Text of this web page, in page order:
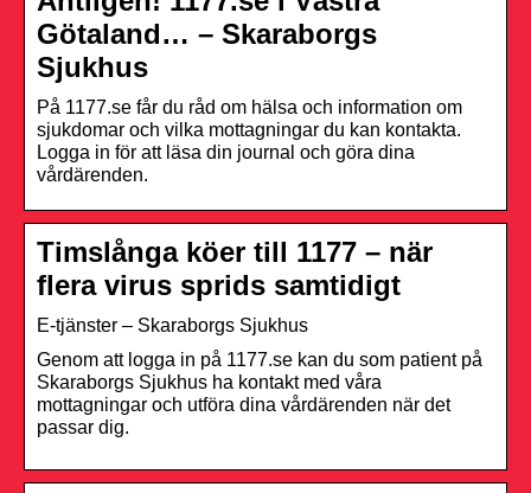
Götaland… – Skaraborgs
Sjukhus
På 1177.se får du råd om hälsa och information om
sjukdomar och vilka mottagningar du kan kontakta.
Logga in för att läsa din journal och göra dina
vårdärenden.
Timslånga köer till 1177 – när
flera virus sprids samtidigt
E-tjänster – Skaraborgs Sjukhus
Genom att logga in på 1177.se kan du som patient på
Skaraborgs Sjukhus ha kontakt med våra
mottagningar och utföra dina vårdärenden när det
passar dig.